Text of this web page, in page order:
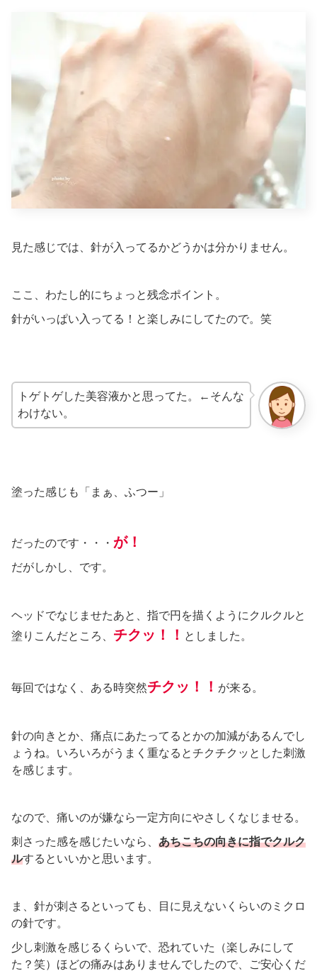
見た感じでは、針が入ってるかどうかは分かりません。
ここ、わたし的にちょっと残念ポイント。
針がいっぱい入ってる！と楽しみにしてたので。笑
トゲトゲした美容液かと思ってた。←そんな
わけない。
塗った感じも「まぁ、ふつー」
だったのです・・・ が！
だがしかし、です。
ヘッドでなじませたあと、指で円を描くようにクルクルと
塗りこんだところ、 チクッ！！ としました。
毎回ではなく、ある時突然チクッ！！ が来る。
針の向きとか、痛点にあたってるとかの加減があるんでし
ょうね。いろいろがうまく重なるとチクチクッとした刺激
を感じます。
なので、痛いのが嫌なら一定方向にやさしくなじませる。
刺さった感を感じたいなら、 あちこちの向きに指でクルク
ルするといいかと思います。
ま、針が刺さるといっても、目に見えないくらいのミクロ
の針です。
少し刺激を感じるくらいで、恐れていた（楽しみにして
た？笑）ほどの痛みはありませんでしたので、ご安心くだ